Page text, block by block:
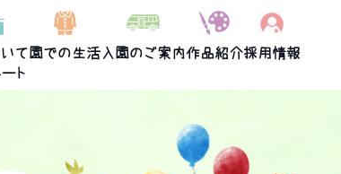
て
ト
園での生活 入園のご案内作品紹介採用情報